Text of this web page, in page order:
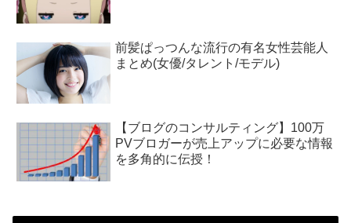
前髪ぱっつんな流行の有名女性芸能人
まとめ(女優/タレント/モデル)
【ブログのコンサルティング】100万
PVブロガーが売上アップに必要な情報
を多角的に伝授！